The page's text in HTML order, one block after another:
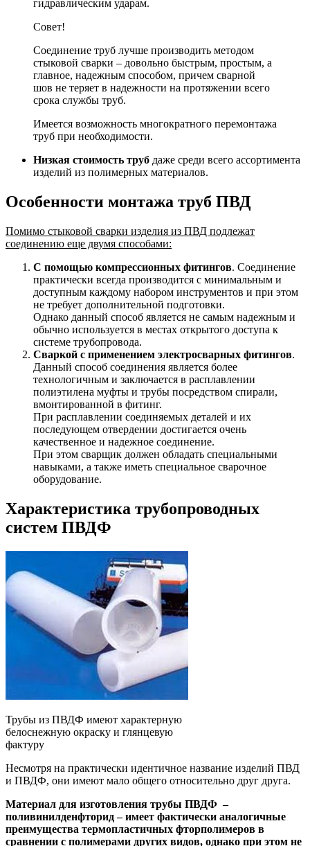
гидравлическим ударам.
Совет!
Соединение труб лучше производить методом
стыковой сварки – довольно быстрым, простым, а
главное, надежным способом, причем сварной
шов не теряет в надежности на протяжении всего
срока службы труб.
Имеется возможность многократного перемонтажа
труб при необходимости.
Низкая стоимость труб даже среди всего ассортимента
изделий из полимерных материалов.
Особенности монтажа труб ПВД
Помимо стыковой сварки изделия из ПВД подлежат
соединению еще двумя способами:
С помощью компрессионных фитингов. Соединение
практически всегда производится с минимальным и
доступным каждому набором инструментов и при этом
не требует дополнительной подготовки.
Однако данный способ является не самым надежным и
обычно используется в местах открытого доступа к
системе трубопровода.
Сваркой с применением электросварных фитингов.
Данный способ соединения является более
технологичным и заключается в расплавлении
полиэтилена муфты и трубы посредством спирали,
вмонтированной в фитинг.
При расплавлении соединяемых деталей и их
последующем отвердении достигается очень
качественное и надежное соединение.
При этом сварщик должен обладать специальными
навыками, а также иметь специальное сварочное
оборудование.
Характеристика трубопроводных
систем ПВДФ
Трубы из ПВДФ имеют характерную
белоснежную окраску и глянцевую
фактуру
Несмотря на практически идентичное название изделий ПВД
и ПВДФ, они имеют мало общего относительно друг друга.
Материал для изготовления трубы ПВДФ –
поливинилденфторид – имеет фактически аналогичные
преимущества термопластичных фторполимеров в
сравнении с полимерами других видов, однако при этом не